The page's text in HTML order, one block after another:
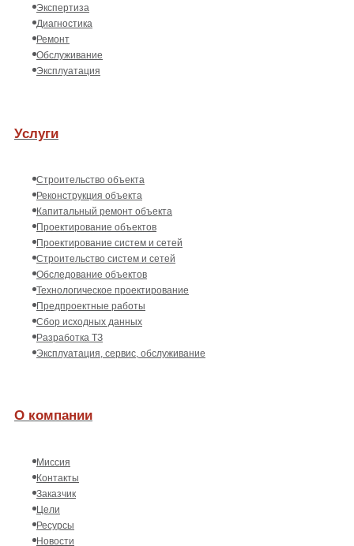
Экспертиза
Диагностика
Ремонт
Обслуживание
Эксплуатация
Услуги
Строительство объекта
Реконструкция объекта
Капитальный ремонт объекта
Проектирование объектов
Проектирование систем и сетей
Строительство систем и сетей
Обследование объектов
Технологическое проектирование
Предпроектные работы
Сбор исходных данных
Разработка ТЗ
Эксплуатация, сервис, обслуживание
О компании
Миссия
Контакты
Заказчик
Цели
Ресурсы
Новости